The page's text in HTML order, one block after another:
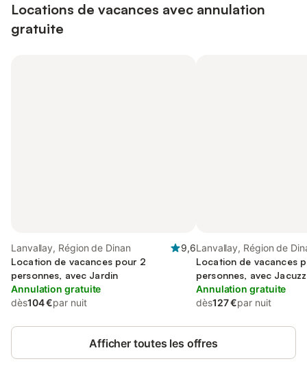
Locations de vacances avec annulation
gratuite
Lanvallay, Région de Dinan
9,6
Location de vacances pour 2
personnes, avec Jardin
Annulation gratuite
dès104 €par nuit
Lanvallay, Région de
Location de vacances
personnes, avec
ainsi que Jardin et
Annulation gratuite
dès127 €par nuit
Afficher toutes les offres